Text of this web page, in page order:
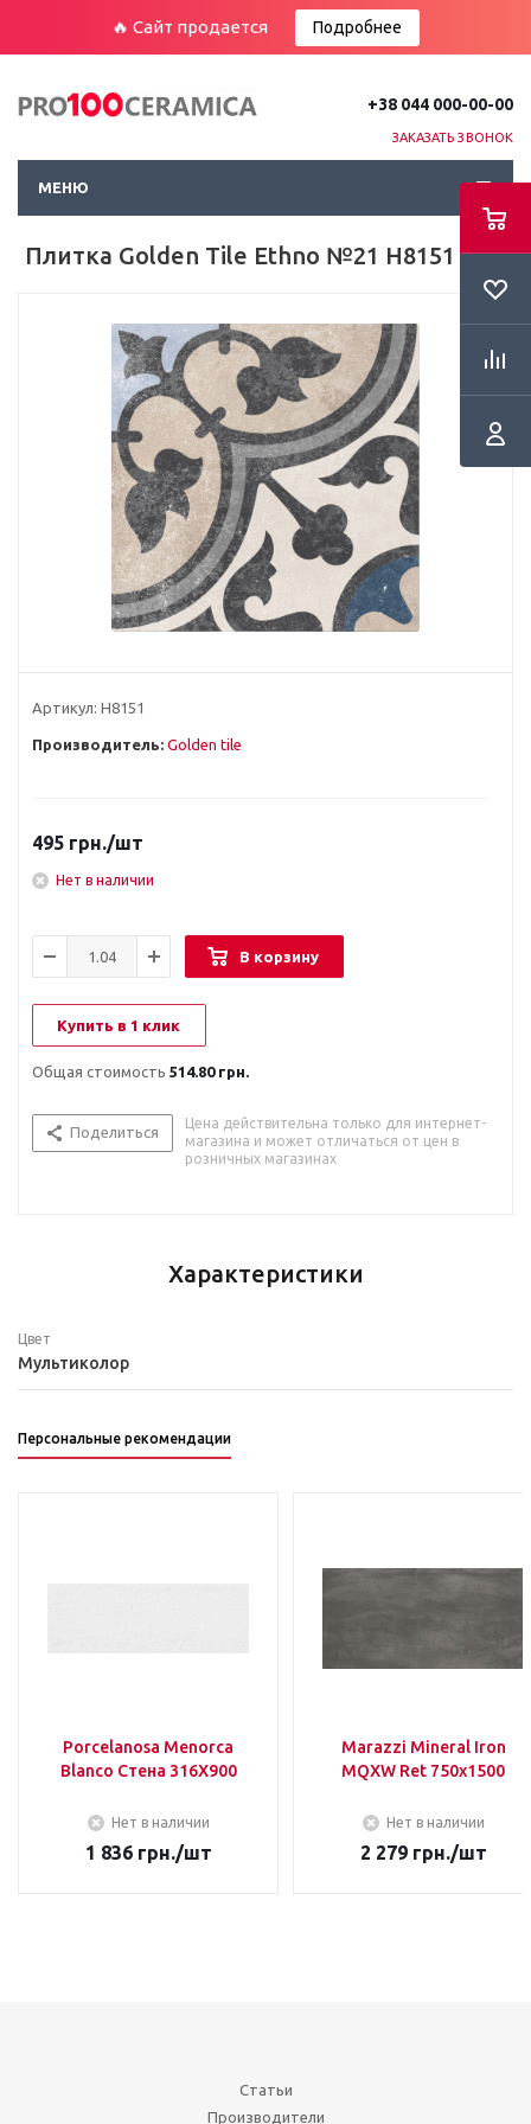
🔥 Сайт продается Подробнее
+38 044 000-00-00
ЗАКАЗАТЬ ЗВОНОК
МЕНЮ
Плитка Golden Tile Ethno №21 Н8151 Пол
Артикул: Н8151
Производитель: Golden tile
495 грн./шт
Нет в наличии
В корзину
Купить в 1 клик
Общая стоимость 514.80 грн.
Поделиться
Цена действительна только для интернет-
магазина и может отличаться от цен в
розничных магазинах
Характеристики
Цвет
Мультиколор
Персональные рекомендации
Porcelanosa Menorca
Blanco Стена 316Х900
Нет в наличии
1 836грн./шт
Marazzi Mineral Iron
MQXW Ret 750х1500
Нет в наличии
2 279грн./шт
Статьи
Производители